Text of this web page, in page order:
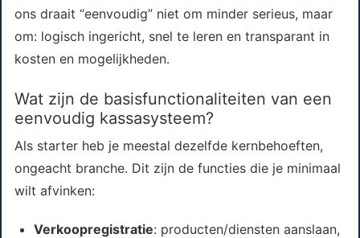
ons draait “eenvoudig” niet om minder serieus, maar
om: logisch ingericht, snel te leren en transparant in
kosten en mogelijkheden.
Wat zijn de basisfunctionaliteiten van een
eenvoudig kassasysteem?
Als starter heb je meestal dezelfde kernbehoeften,
ongeacht branche. Dit zijn de functies die je minimaal
wilt afvinken:
Verkoopregistratie: producten/diensten aanslaan,